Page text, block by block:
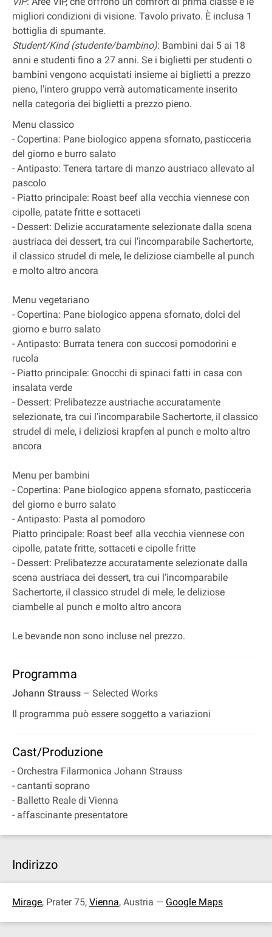
migliori condizioni di visione. Tavolo privato. È inclusa 1
bottiglia di spumante.
Student/Kind (studente/bambino): Bambini dai 5 ai 18
anni e studenti fino a 27 anni. Se i biglietti per studenti o
bambini vengono acquistati insieme ai biglietti a prezzo
pieno, l'intero gruppo verrà automaticamente inserito
nella categoria dei biglietti a prezzo pieno.
Menu classico
- Copertina: Pane biologico appena sfornato, pasticceria
del giorno e burro salato
- Antipasto: Tenera tartare di manzo austriaco allevato al
pascolo
- Piatto principale: Roast beef alla vecchia viennese con
cipolle, patate fritte e sottaceti
- Dessert: Delizie accuratamente selezionate dalla scena
austriaca dei dessert, tra cui l'incomparabile Sachertorte,
il classico strudel di mele, le deliziose ciambelle al punch
e molto altro ancora
Menu vegetariano
- Copertina: Pane biologico appena sfornato, dolci del
giorno e burro salato
- Antipasto: Burrata tenera con succosi pomodorini e
rucola
- Piatto principale: Gnocchi di spinaci fatti in casa con
insalata verde
- Dessert: Prelibatezze austriache accuratamente
selezionate, tra cui l'incomparabile Sachertorte, il classico
strudel di mele, i deliziosi krapfen al punch e molto altro
ancora
Menu per bambini
- Copertina: Pane biologico appena sfornato, pasticceria
del giorno e burro salato
- Antipasto: Pasta al pomodoro
Piatto principale: Roast beef alla vecchia viennese con
cipolle, patate fritte, sottaceti e cipolle fritte
- Dessert: Prelibatezze accuratamente selezionate dalla
scena austriaca dei dessert, tra cui l'incomparabile
Sachertorte, il classico strudel di mele, le deliziose
ciambelle al punch e molto altro ancora
Le bevande non sono incluse nel prezzo.
Programma
Johann Strauss – Selected Works
Il programma può essere soggetto a variazioni
Cast/Produzione
- Orchestra Filarmonica Johann Strauss
- cantanti soprano
- Balletto Reale di Vienna
- affascinante presentatore
Indirizzo
Mirage, Prater 75, Vienna, Austria — Google Maps